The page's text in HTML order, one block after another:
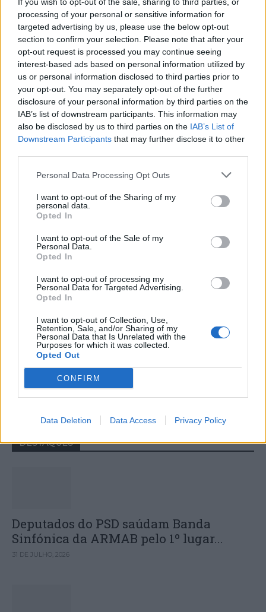
processing of your personal or sensitive information for
targeted advertising by us, please use the below opt-out
section to confirm your selection. Please note that after your
opt-out request is processed you may continue seeing
interest-based ads based on personal information utilized by
us or personal information disclosed to third parties prior to
your opt-out. You may separately opt-out of the further
disclosure of your personal information by third parties on the
IAB’s list of downstream participants. This information may
also be disclosed by us to third parties on the IAB’s List of
Downstream Participants that may further disclose it to other
Personal Data Processing Opt Outs
I want to opt-out of the Sharing of my
personal data.
Opted In
I want to opt-out of the Sale of my
Personal Data.
Opted In
I want to opt-out of processing my
Personal Data for Targeted Advertising.
Opted In
I want to opt-out of Collection, Use,
Retention, Sale, and/or Sharing of my
Personal Data that Is Unrelated with the
Purposes for which it was collected.
Opted Out
CONFIRM
Data Deletion Data Access Privacy Policy
Deputados do PSD saúdam Banda
Sinfónica da ARMAB pelo 1º lugar no
certame internacional de Valência
Capacita Jovem de Poiares aproxima
jovens ao mundo do trabalho
Colheita de sangue regressa ao
Hospital Sousa Martins durante o mês
de agosto
DESTAQUES
Deputados do PSD saúdam Banda
Sinfónica da ARMAB pelo 1º lugar...
31 DE JULHO, 2026